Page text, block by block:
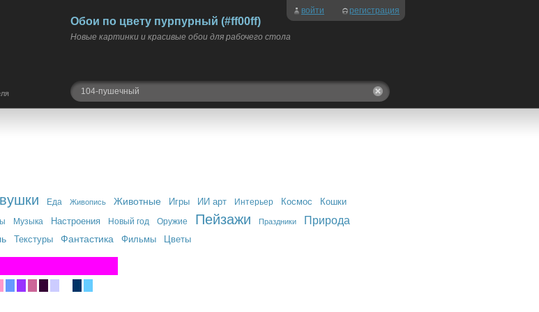
войти регистрация
Обои по цвету пурпурный (#ff00ff)
Новые картинки и красивые обои для рабочего стола
Еда Живопись Животные Игры ИИ арт Интерьер Космос Кошки
Музыка Настроения Новый год Оружие Пейзажи Праздники Природа
Текстуры Фантастика Фильмы Цветы